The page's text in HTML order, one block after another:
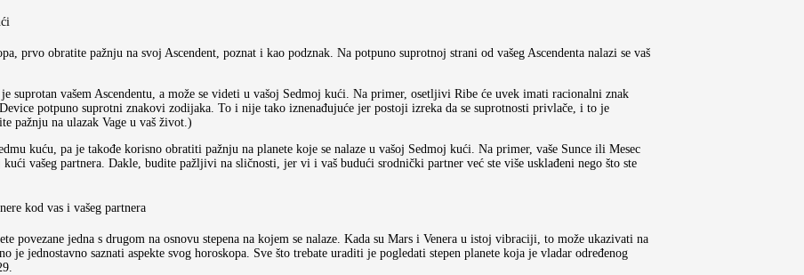
prvo obratite pažnju na svoj Ascendent, poznat i kao podznak. Na potpuno suprotnoj strani od vašeg Ascendenta nalazi se vaš
suprotan vašem Ascendentu, a može se videti u vašoj Sedmoj kući. Na primer, osetljivi Ribe će uvek imati racionalni znak
potpuno suprotni znakovi zodijaka. To i nije tako iznenađujuće jer postoji izreka da se suprotnosti privlače, i to je
pažnju na ulazak Vage u vaš život.)
kuću, pa je takođe korisno obratiti pažnju na planete koje se nalaze u vašoj Sedmoj kući. Na primer, vaše Sunce ili Mesec
vašeg partnera. Dakle, budite pažljivi na sličnosti, jer vi i vaš budući srodnički partner već ste više usklađeni nego što ste
kod vas i vašeg partnera
povezane jedna s drugom na osnovu stepena na kojem se nalaze. Kada su Mars i Venera u istoj vibraciji, to može ukazivati na
je jednostavno saznati aspekte svog horoskopa. Sve što trebate uraditi je pogledati stepen planete koja je vladar određenog